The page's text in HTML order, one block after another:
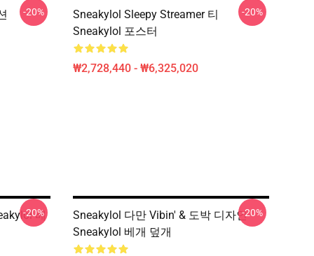
-20%
Sneakylol Sleepy Streamer 티
Sneakylol 포스터
₩2,728,440 - ₩6,325,020
-20%
베
-20%
Sneakylol 다만 Vibin' & 도박 디자인
Sneakylol 베개 덮개
-20%